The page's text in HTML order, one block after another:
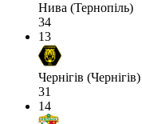
Нива (Тернопіль)
34
13
Чернігів (Чернігів)
31
14